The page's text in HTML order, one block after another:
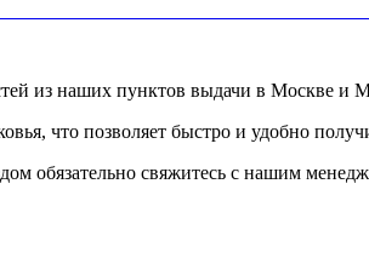
из наших пунктов выдачи в Москве и
что позволяет быстро и удобно
обязательно свяжитесь с нашим